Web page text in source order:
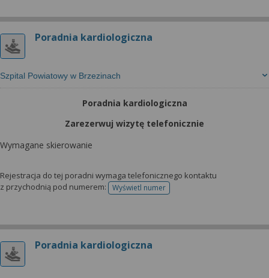
Poradnia kardiologiczna
Szpital Powiatowy w Brzezinach
Poradnia kardiologiczna
Zarezerwuj wizytę telefonicznie
Wymagane skierowanie
Rejestracja do tej poradni wymaga telefonicznego kontaktu
z przychodnią pod numerem:
Wyświetl numertelefonu do rejestracji
Poradnia kardiologiczna